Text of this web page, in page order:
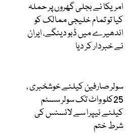
امریکا نے بجلی گھروں پر حملہ
کیا تو تمام خلیجی ممالک کو
اندھیرے میں ڈبو دینگے، ایران
نے خبردار کر دیا
سولر صارفین کیلئے خوشخبری ،
25کلو واٹ تک سولر سسٹم
کیلئے نیپرا سے لائسنس کی
شرط ختم